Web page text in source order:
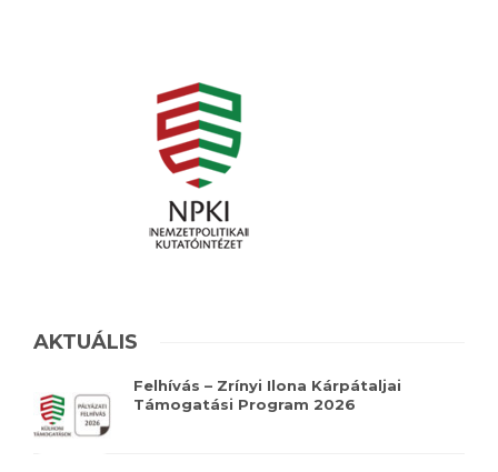
AKTUÁLIS
Felhívás – Zrínyi Ilona Kárpátaljai
Támogatási Program 2026